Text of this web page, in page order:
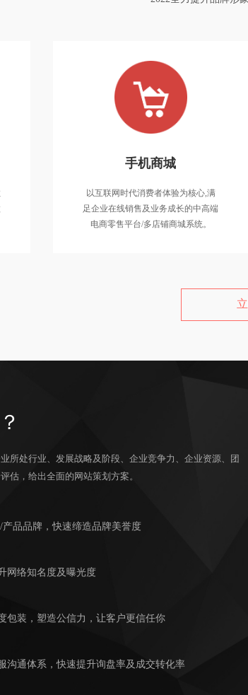
微信开发
手机商城
以互联网时代消费者体验为核心,满
足企业在线销售及业务成长的中高端
电商零售平台/多店铺商城系统。
所处行业、发展战略及阶段、企业竞争力、企业资源、团
估，给出全面的网站策划方案。
品品牌，快速缔造品牌美誉度
网络知名度及曝光度
包装，塑造公信力，让客户更信任你
沟通体系，快速提升询盘率及成交转化率